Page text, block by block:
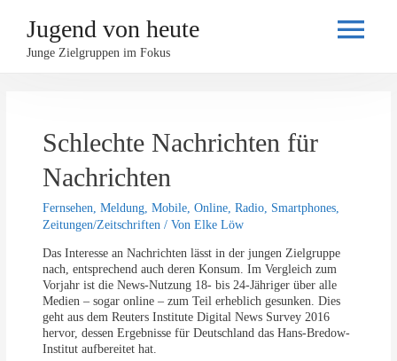
Jugend von heute
Junge Zielgruppen im Fokus
Schlechte Nachrichten für
Nachrichten
Fernsehen ,Meldung ,Mobile ,Online ,Radio Smartphones
Zeitungen/Zeitschriften / VonElke Löw
Das Interesse an Nachrichten lässt in der jungen Zielgruppe
nach, entsprechend auch deren Konsum. Im Vergleich zum
Vorjahr ist die News-Nutzung 18- bis 24-Jähriger über alle
Medien – sogar online – zum Teil erheblich gesunken. Dies
geht aus dem Reuters Institute Digital News Survey 2016
hervor, dessen Ergebnisse für Deutschland das Hans-Bredow-
Institut aufbereitet hat.